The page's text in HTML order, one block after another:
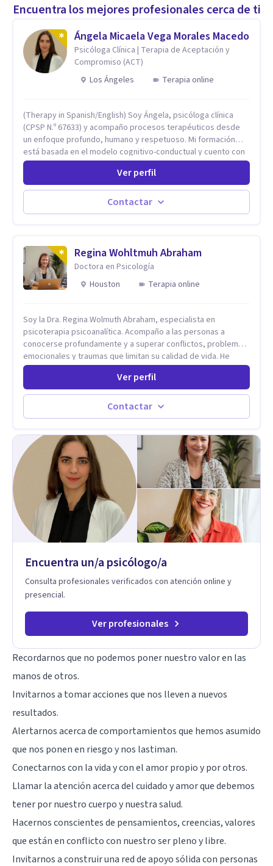
Encuentra los mejores profesionales cerca de ti
Ángela Micaela Vega Morales Macedo
Psicóloga Clínica | Terapia de Aceptación y
Compromiso (ACT)
Los Ángeles
Terapia online
(Therapy in Spanish/English) Soy Ángela, psicóloga clínica
(CPSP N.º 67633) y acompaño procesos terapéuticos desde
un enfoque profundo, humano y respetuoso. Mi formación
está basada en el modelo cognitivo-conductual y cuento con
especialización en Terapia de Aceptación y Compromiso
(ACT), formada en Fundación Foro, Argentina. Estos estudios,
junto con mi desarrollo profesional, me han permitido
construir una base sólida desde la cual acompaño cada
proceso con sensibilidad, criterio clínico y una mirada
busco eliminar el malestar, sino transformar la relación que
tienes con lo que sientes y piensas. Acompaño a que puedas
sostener tu experiencia interna con mayor flexibilidad, sin
tener que luchar constantemente contigo. Integro también
profundos de la experiencia, más allá de lo únicamente
racional.
Ver perfil
Contactar
Regina Wohltmuh Abraham
Doctora en Psicología
Houston
Terapia online
Soy la Dra. Regina Wolmuth Abraham, especialista en
psicoterapia psicoanalítica. Acompaño a las personas a
conocerse profundamente y a superar conflictos, problemas
emocionales y traumas que limitan su calidad de vida. He
trabajado en reconocidas instituciones como el Hospital
Psiquiátrico San Rafael, Instituto Psiquiátrico MENDAO, San
Bernardino, Hospital Psiquiátrico Infantil y el Centro de
Integración Juvenil. Además, tuve el privilegio de colaborar
en comunidades como Olivar del Conde y Xochimilco, lo que
Ver perfil
Contactar
Encuentra un/a psicólogo/a
Consulta profesionales verificados con atención online y
presencial.
Ver profesionales
Recordarnos que no podemos poner nuestro valor en las
manos de otros.
Invitarnos a tomar acciones que nos lleven a nuevos
resultados.
Alertarnos acerca de comportamientos que hemos asumido
que nos ponen en riesgo y nos lastiman.
Conectarnos con la vida y con el amor propio y por otros.
Llamar la atención acerca del cuidado y amor que debemos
tener por nuestro cuerpo y nuestra salud.
Hacernos conscientes de pensamientos, creencias, valores
que están en conflicto con nuestro ser pleno y libre.
Invitarnos a construir una red de apoyo sólida con personas